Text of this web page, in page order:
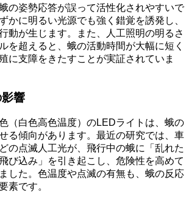
の姿勢応答が誤って活性化されやすいで
かに明るい光源でも強く錯覚を誘発し、
動が生じます。また、人工照明の明るさ
を超えると、蛾の活動時間が大幅に短く
に支障をきたすことが実証されていま
響
（白色高色温度）のLEDライトは、蛾の
る傾向があります。最近の研究では、車
の点滅人工光が、飛行中の蛾に「乱れた
び込み」を引き起こし、危険性を高めて
した。色温度や点滅の有無も、蛾の反応
素です。